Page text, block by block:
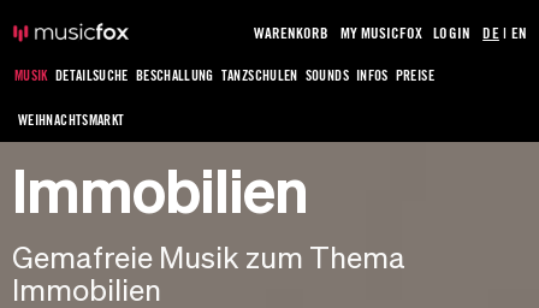
MUSIK DETAILSUCHE BESCHALLUNG TANZSCHULEN SOUNDS INFOS PREISE
WEIHNACHTSMARKT
WARENKORB MY MUSICFOX LOGIN DE| EN
Immobilien
Gemafreie Musik zum Thema
Immobilien